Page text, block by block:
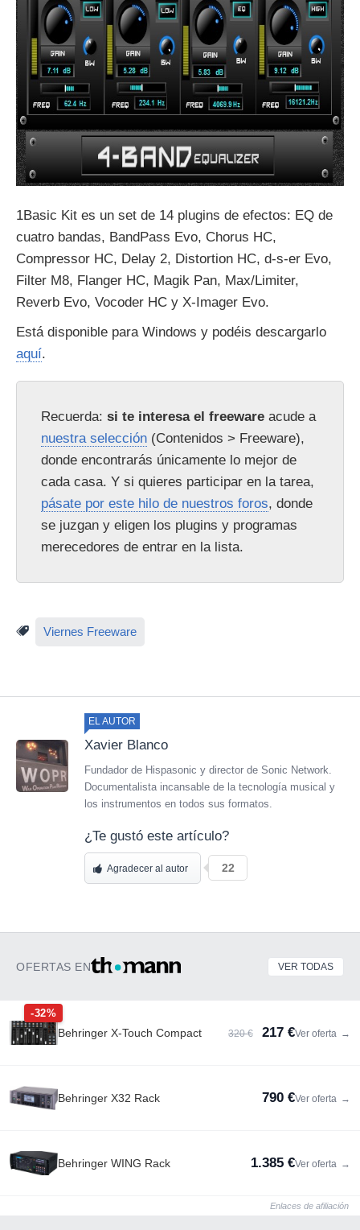
1Basic Kit es un set de 14 plugins de efectos: EQ de
cuatro bandas, BandPass Evo, Chorus HC,
Compressor HC, Delay 2, Distortion HC, d-s-er Evo,
Filter M8, Flanger HC, Magik Pan, Max/Limiter,
Reverb Evo, Vocoder HC y X-Imager Evo.
Está disponible para Windows y podéis descargarlo
aquí.
Recuerda: si te interesa el freeware acude a
nuestra selección (Contenidos > Freeware),
donde encontrarás únicamente lo mejor de
cada casa. Y si quieres participar en la tarea,
pásate por este hilo de nuestros foros, donde
se juzgan y eligen los plugins y programas
merecedores de entrar en la lista.
Viernes Freeware
EL AUTOR
Xavier Blanco
Fundador de Hispasonic y director de Sonic Network.
Documentalista incansable de la tecnología musical y
los instrumentos en todos sus formatos.
¿Te gustó este artículo?
Agradecer al autor 22
OFERTAS EN VER TODAS
-32%
Behringer X-Touch Compact 320 € 217 €Ver oferta →
Behringer X32 Rack 790 €Ver oferta →
Behringer WING Rack 1.385 €Ver oferta →
Enlaces de afiliación